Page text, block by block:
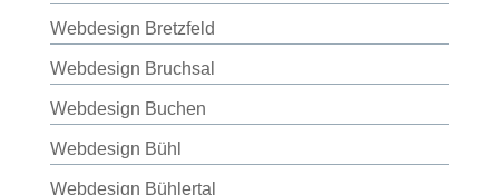
Webdesign Bretzfeld
Webdesign Bruchsal
Webdesign Buchen
Webdesign Bühl
Webdesign Bühlertal